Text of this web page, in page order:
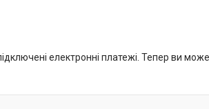
електронні платежі. Тепер ви